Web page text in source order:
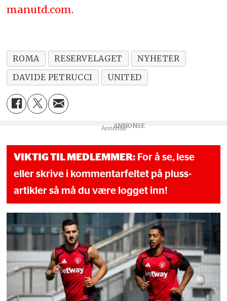
manutd.com.
ROMA RESERVELAGET
NYHETER
DAVIDE PETRUCCI
UNITED
Annonse
VIKTIG TIL MEDLEMMER: For å se, lese
eller skrive i kommentarfeltet på pluss-
artikler så må du være logget inn!